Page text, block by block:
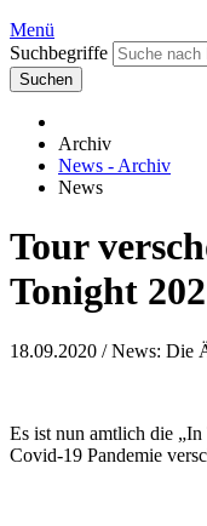
Menü
Suchbegriffe
Suchen
Archiv
News - Archiv
News
Tour
Tonight
18.09.2020 / News: Die
Es ist nun amtlich die
Covid-19 Pandemie